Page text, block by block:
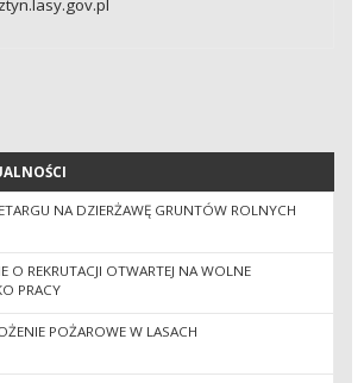
NA DZIERŻAWĘ GRUNTÓW ROLNYCH
O REKRUTACJI OTWARTEJ NA WOLNE
PRACY
POŻAROWE W LASACH